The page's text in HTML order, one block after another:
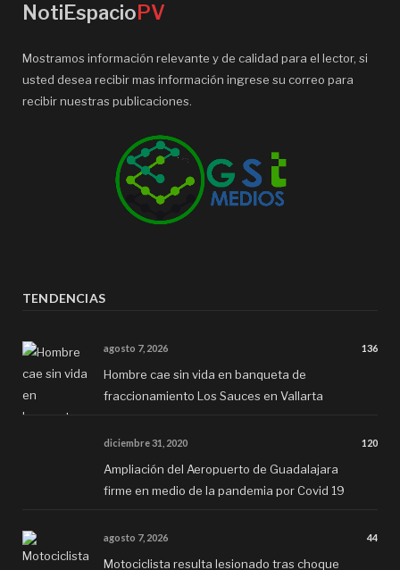
NotiEspacio PV
Mostramos información relevante y de calidad para el lector, si
usted desea recibir mas información ingrese su correo para
recibir nuestras publicaciones.
TENDENCIAS
agosto 7, 2026 136
Hombre cae sin vida en banqueta de
fraccionamiento Los Sauces en Vallarta
diciembre 31, 2020 120
Ampliación del Aeropuerto de Guadalajara
firme en medio de la pandemia por Covid 19
agosto 7, 2026 44
Motociclista resulta lesionado tras choque